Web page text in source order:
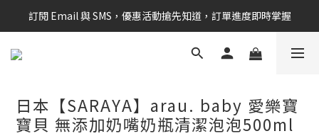
新會員享$100購物金 現在立即加入！
訂閱 Email 與 SMS，優惠活動搶先知道，訂單進度即時掌握
新會員享$100購物金 現在立即加入！
日本【SARAYA】arau. baby 愛樂寶
寶貝 無添加奶嘴奶瓶清潔泡泡500ml